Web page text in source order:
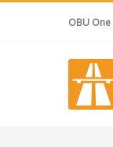
OBU One